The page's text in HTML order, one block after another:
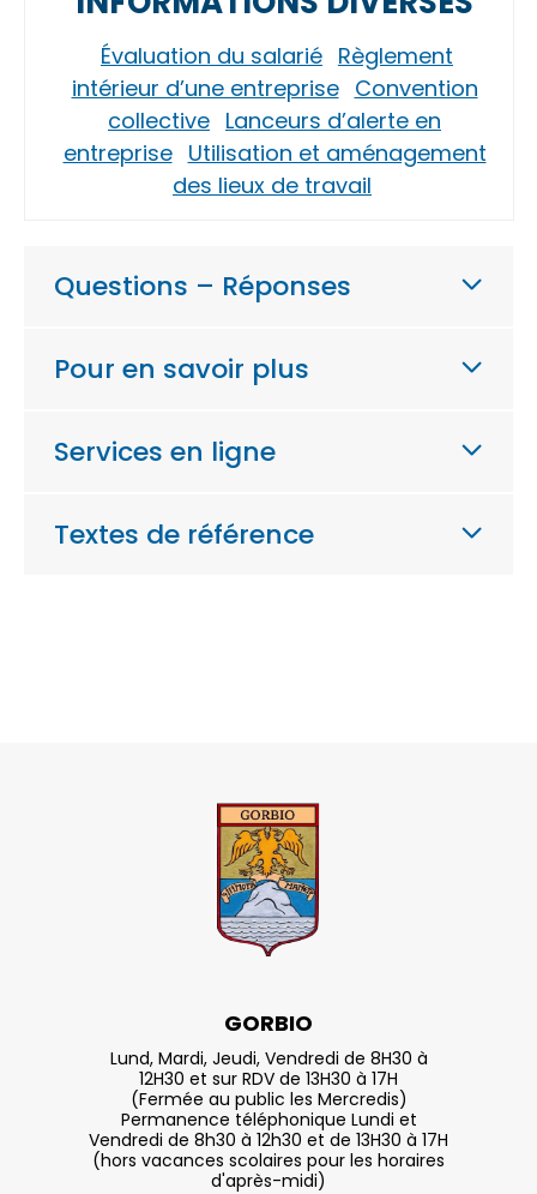
Évaluation du salarié Règlement
intérieur d’une entreprise Convention
collective Lanceurs d’alerte en
entreprise Utilisation et aménagement
des lieux de travail
Questions – Réponses
Pour en savoir plus
Services en ligne
Textes de référence
GORBIO
Lund, Mardi, Jeudi, Vendredi de 8H30 à
12H30 et sur RDV de 13H30 à 17H
(Fermée au public les Mercredis)
Permanence téléphonique Lundi et
Vendredi de 8h30 à 12h30 et de 13H30 à 17H
(hors vacances scolaires pour les horaires
d'après-midi)